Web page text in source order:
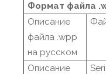
Формат файла
Описание
файла .wpp
на русском
Описание